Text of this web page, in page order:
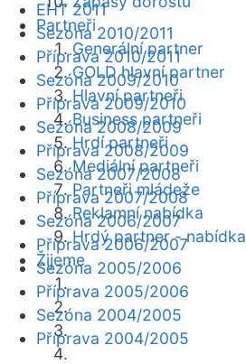
Partneři
Generální partner
GOLD hlavní partner
Hlavní partneři
Business partneři
Hrdí partneři
Mediální partneři
Partneři mládeže
Reklamní nabídka
Hrdý partner - nabídka
Žijeme
EHT 2011
Sezóna 2010/2011
Příprava 2010/2011
Sezóna 2009/2010
Příprava 2009/2010
Sezóna 2008/2009
Příprava 2008/2009
Sezóna 2007/2008
Příprava 2007/2008
Sezóna 2006/2007
Příprava 2006/2007
Sezóna 2005/2006
Příprava 2005/2006
Sezóna 2004/2005
Příprava 2004/2005